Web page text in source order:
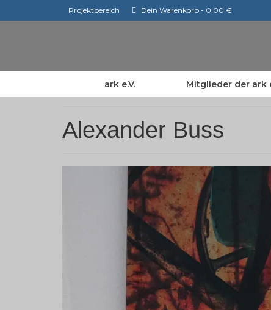
Projektbereich Dein Warenkorb - 0,00 €
ark e.V. Mitglieder der ark
Alexander Buss